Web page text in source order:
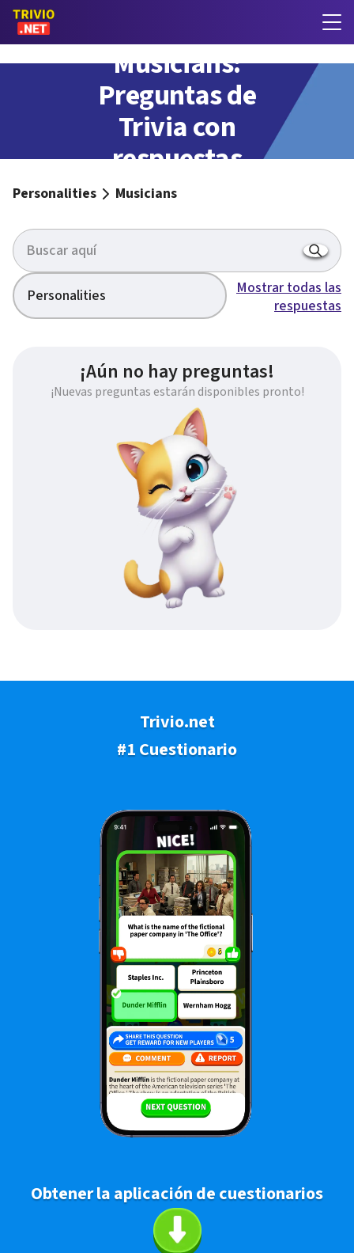
Musicians:
Preguntas de
Trivia con
respuestas
Personalities Musicians
Personalities
Mostrar todas las
respuestas
¡Aún no hay preguntas!
¡Nuevas preguntas estarán disponibles pronto!
Trivio.net
#1 Cuestionario
Obtener la aplicación de cuestionarios